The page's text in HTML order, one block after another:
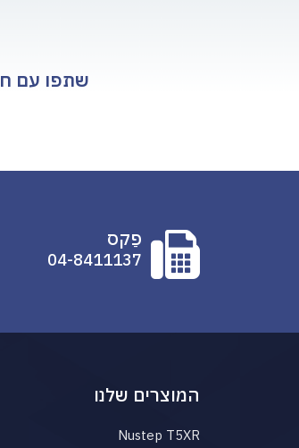
שתפו עם
פַקס
04-8411137
המוצרים שלנו
Nustep T5XR